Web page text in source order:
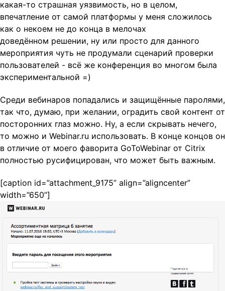
какая-то страшная уязвимость, но в целом,
впечатление от самой платформы у меня сложилось
как о некоем не до конца в мелочах
доведённом решении, ну или просто для данного
мероприятия чуть не продумали сценарий проверки
пользователей - всё же конференция во многом была
экспериментальной =)
Среди вебинаров попадались и защищённые паролями,
так что, думаю, при желании, оградить свой контент от
посторонних глаз можно. Ну, а если скрывать нечего,
то можно и Webinar.ru использовать. В конце концов он
в отличие от моего фаворита GoToWebinar от Citrix
полностью русифицирован, что может быть важным.
[caption id=”attachment_9175” align=”aligncenter”
width=”650”]